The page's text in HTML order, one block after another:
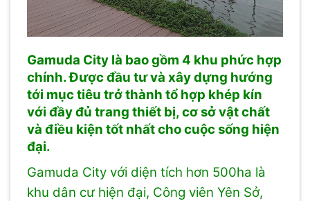
Gamuda City là bao gồm 4 khu phức hợp
chính. Được đầu tư và xây dựng hướng
tới mục tiêu trở thành tổ hợp khép kín
với đầy đủ trang thiết bị, cơ sở vật chất
và điều kiện tốt nhất cho cuộc sống hiện
đại.
Gamuda City với diện tích hơn 500ha là
khu dân cư hiện đại, Công viên Yên Sở,